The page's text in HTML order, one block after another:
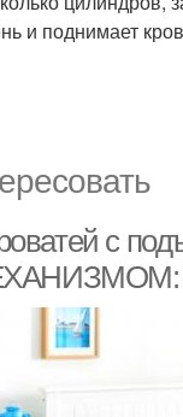
и поднимает
с